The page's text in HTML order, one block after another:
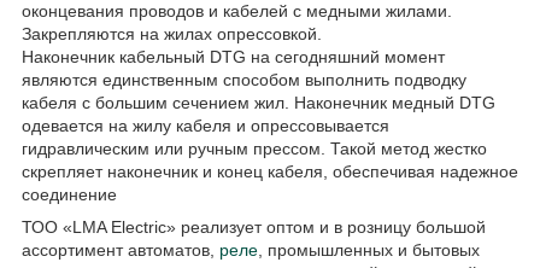
оконцевания проводов и кабелей с медными жилами.
Закрепляются на жилах опрессовкой.
Наконечник кабельный DTG на сегодняшний момент
являются единственным способом выполнить подводку
кабеля с большим сечением жил. Наконечник медный DTG
одевается на жилу кабеля и опрессовывается
гидравлическим или ручным прессом. Такой метод жестко
скрепляет наконечник и конец кабеля, обеспечивая надежное
соединение
ТОО «LMA Electric» реализует оптом и в розницу большой
ассортимент автоматов, реле, промышленных и бытовых